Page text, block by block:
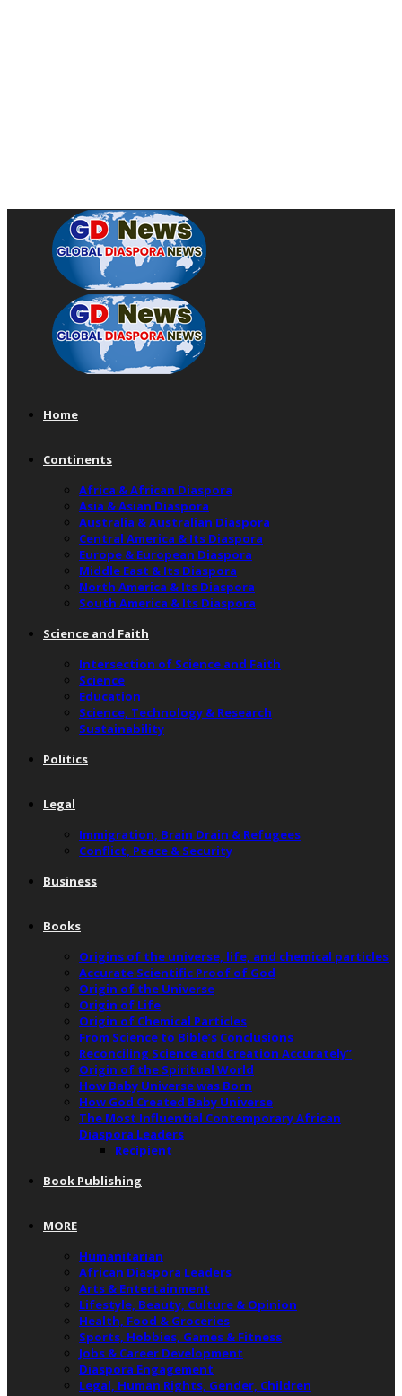
Home
Continents
Africa & African Diaspora
Asia & Asian Diaspora
Australia & Australian Diaspora
Central America & Its Diaspora
Europe & European Diaspora
Middle East & Its Diaspora
North America & Its Diaspora
South America & Its Diaspora
Science and Faith
Intersection of Science and Faith
Science
Education
Science, Technology & Research
Sustainability
Politics
Legal
Immigration, Brain Drain & Refugees
Conflict, Peace & Security
Business
Books
Origins of the universe, life, and chemical particles
Accurate Scientific Proof of God
Origin of the Universe
Origin of Life
Origin of Chemical Particles
From Science to Bible’s Conclusions
Reconciling Science and Creation Accurately”
Origin of the Spiritual World
How Baby Universe was Born
How God Created Baby Universe
The Most Influential Contemporary African
Diaspora Leaders
Recipient
Book Publishing
MORE
Humanitarian
African Diaspora Leaders
Arts & Entertainment
Lifestyle, Beauty, Culture & Opinion
Health, Food & Groceries
Sports, Hobbies, Games & Fitness
Jobs & Career Development
Diaspora Engagement
Legal, Human Rights, Gender, Children